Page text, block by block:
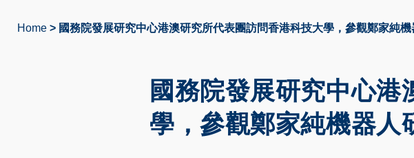
Home 國務院發展研究中心港澳研究所代表團訪問香港科技大學，參觀鄭家純
國務院發展研究中心
學，參觀鄭家純機器人